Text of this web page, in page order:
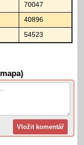
70047
40896
54523